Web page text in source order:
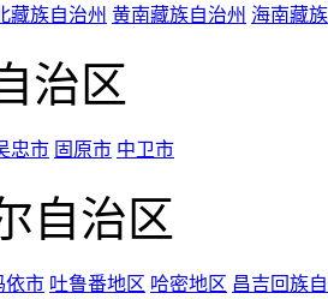
藏族自治州 黄南藏族自治州 海南藏
治区
忠市 固原市 中卫市
自治区
依市 吐鲁番地区 哈密地区 昌吉回族